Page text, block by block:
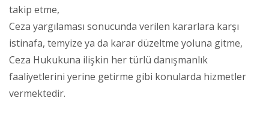
takip etme,
Ceza yargılaması sonucunda verilen kararlara karşı
istinafa, temyize ya da karar düzeltme yoluna gitme,
Ceza Hukukuna ilişkin her türlü danışmanlık
faaliyetlerini yerine getirme gibi konularda hizmetler
vermektedir.